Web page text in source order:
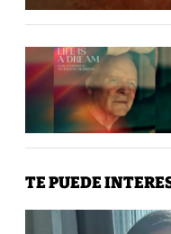
TE PUEDE